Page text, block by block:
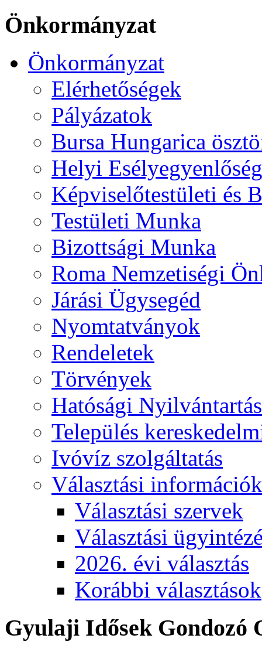
Önkormányzat
Önkormányzat
Elérhetőségek
Pályázatok
Bursa Hungarica
Helyi
Képviselőtestületi és
Testületi Munka
Bizottsági Munka
Roma Nemzetiségi
Járási Ügysegéd
Nyomtatványok
Rendeletek
Törvények
Hatósági
Település
Ivóvíz szolgáltatás
Választási információk
Választási szervek
Választási
2026. évi választás
Korábbi választások
Gyulaji Idősek Gondozó